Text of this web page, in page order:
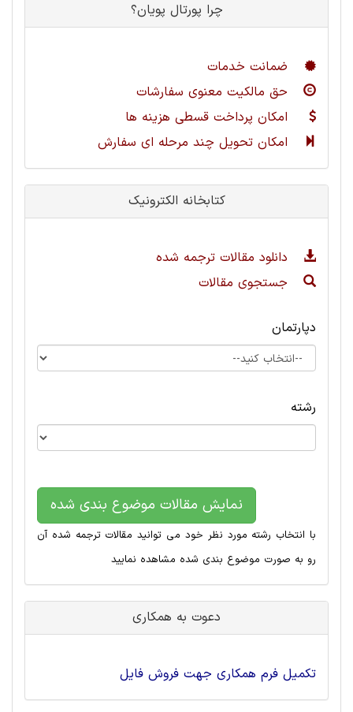
چرا پورتال پویان؟
ضمانت خدمات
حق مالکیت معنوی سفارشات
امکان پرداخت قسطی هزینه ها
امکان تحویل چند مرحله ای سفارش
کتابخانه الکترونیک
دانلود مقالات ترجمه شده
جستجوی مقالات
دپارتمان
رشته
نمایش مقالات موضوع بندی شده
با انتخاب رشته مورد نظر خود می توانید مقالات ترجمه شده آن
رو به صورت موضوع بندی شده مشاهده نمایید
دعوت به همکاری
تکمیل فرم همکاری جهت فروش فایل